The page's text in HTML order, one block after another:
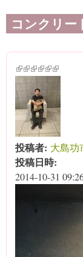
コンクリー
(link is external)
(link is external)
(link is
(link is
(link is
(link is
投稿者: 大島功
投稿日時:
2014-10-31